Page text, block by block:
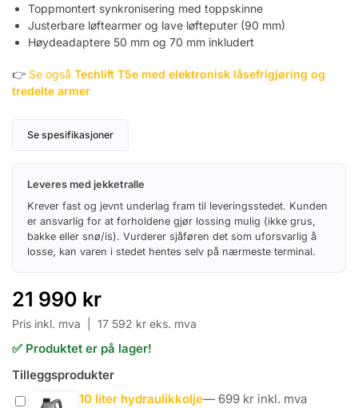
Toppmontert synkronisering med toppskinne
Justerbare løftearmer og lave løfteputer (90 mm)
Høydeadaptere 50 mm og 70 mm inkludert
👉 Se også Techlift T5e med elektronisk låsefrigjøring og
tredelte armer
Se spesifikasjoner
Leveres med jekketralle
Krever fast og jevnt underlag fram til leveringsstedet. Kunden
er ansvarlig for at forholdene gjør lossing mulig (ikke grus,
bakke eller snø/is). Vurderer sjåføren det som uforsvarlig å
losse, kan varen i stedet hentes selv på nærmeste terminal.
21 990 kr
Pris inkl. mva | 17 592 kr eks. mva
✅ Produktet er på lager!
Tilleggsprodukter
10 liter hydraulikkolje— 699 kr inkl. mva